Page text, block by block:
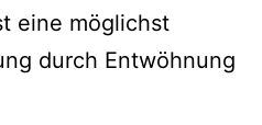
eine möglichst
durch Entwöhnung